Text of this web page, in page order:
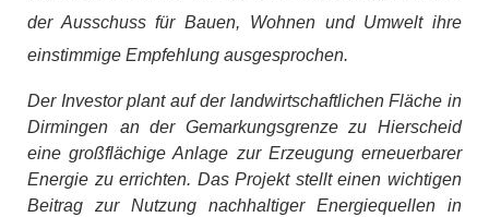
der Ausschuss für Bauen, Wohnen und Umwelt ihre
einstimmige Empfehlung ausgesprochen.
Der Investor plant auf der landwirtschaftlichen Fläche in
Dirmingen
an der Gemarkungsgrenze zu Hierscheid
eine großflächige Anlage zur Erzeugung erneuerbarer
Energie zu errichten. Das Projekt stellt einen wichtigen
Beitrag zur Nutzung nachhaltiger Energiequellen in